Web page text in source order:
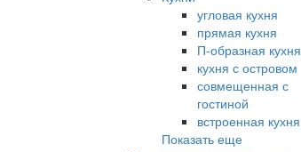
угловая кухня
прямая кухня
П-образная кухня
кухня с островом
совмещенная с
гостиной
встроенная кухня
Показать еще